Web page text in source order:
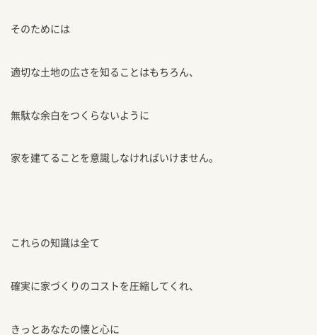
そのためには
適切な土地の広さを知ることはもちろん、
無駄な余白をつくらないように
家を建てることを意識しなければいけません。
これらの知識は全て
確実に家づくりのコストを圧縮してくれ、
きっとあなたの懐と心に